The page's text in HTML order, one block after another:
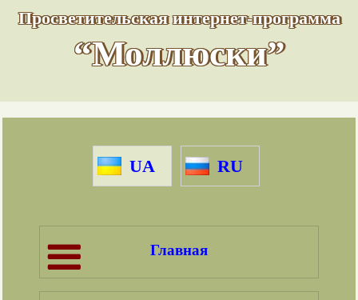
Просветительская интернет-программа
“Моллюски”
UA RU
Главная